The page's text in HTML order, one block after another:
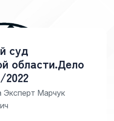
суд
области.Дело
Эксперт Марчук